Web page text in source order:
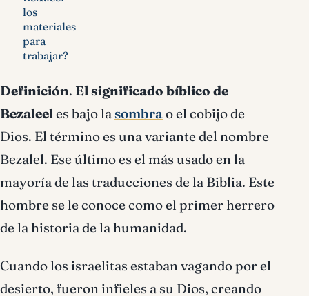
los
materiales
para
trabajar?
Definición. El significado bíblico de
Bezaleeles bajo lasombrao el cobijo de
Dios. El término es una variante del nombre
Bezalel. Ese último es el más usado en la
mayoría de las traducciones de la Biblia. Este
hombre se le conoce como el primer herrero
de la historia de la humanidad.
Cuando los israelitas estaban vagando por el
desierto, fueron infieles a su Dios, creando